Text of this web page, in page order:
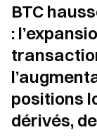
BTC
:
positions
dérivés,